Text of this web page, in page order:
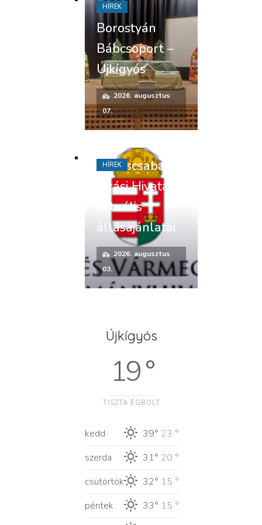
Borostyán
Bábcsoport –
Újkígyós
2026. augusztus
07.
HÍREK
Békéscsabai
Járási Hivatal
aktuális
állásajánlatai
2026. augusztus
03.
HÍREK
Újkígyós
19 °
TISZTA ÉGBOLT
kedd 39° 23 °
szerda
31° 20 °
csütörtök
32° 15 °
péntek
33° 15 °